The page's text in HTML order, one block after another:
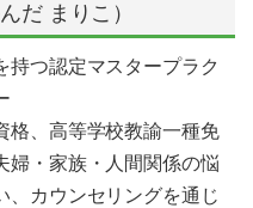
だ まりこ）
持つ認定マスタープラク
格、高等学校教諭一種免
婦・家族・人間関係の悩
、カウンセリングを通じ